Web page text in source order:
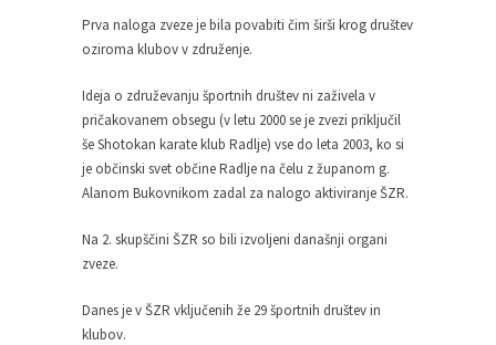
Prva naloga zveze je bila povabiti čim širši krog društev
oziroma klubov v združenje.
Ideja o združevanju športnih društev ni zaživela v
pričakovanem obsegu (v letu 2000 se je zvezi priključil
še Shotokan karate klub Radlje) vse do leta 2003, ko si
je občinski svet občine Radlje na čelu z županom g.
Alanom Bukovnikom zadal za nalogo aktiviranje ŠZR.
Na 2. skupščini ŠZR so bili izvoljeni današnji organi
zveze.
Danes je v ŠZR vključenih že 29 športnih društev in
klubov.